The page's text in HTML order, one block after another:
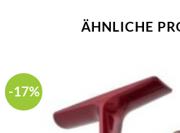
ÄHNLICHE
-17%